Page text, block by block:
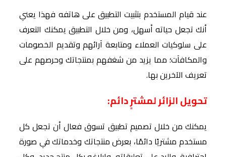
عند قيام المستخدم بتثبيت التطبيق على هاتفه فهذا يعني
أنك تجعل حياته أسهل، ومن خلال التطبيق يمكنك التعرف
على سلوكيات العملاء ومتابعة آرائهم وتقديم الخصومات
والمكافآت؛ مما يزيد من شغفهم بمنتجاتك وحرصهم على
تعريف الآخرين بها.
تحويل الزائر لمشترٍ دائم:
يمكنك من خلال تصميم تطبيق تسوق فعال أن تجعل كل
مستخدم مشتريًا دائمًا، بعرض منتجاتك وخدماتك في صورة